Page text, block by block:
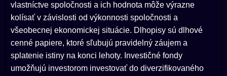
vlastníctve spoločnosti a ich hodnota môže výrazne
kolísať v závislosti od výkonnosti spoločnosti a
všeobecnej ekonomickej situácie. Dlhopisy sú dlhové
cenné papiere, ktoré sľubujú pravidelný záujem a
splatenie istiny na konci lehoty. Investičné fondy
umožňujú investorom investovať do diverzifikovaného